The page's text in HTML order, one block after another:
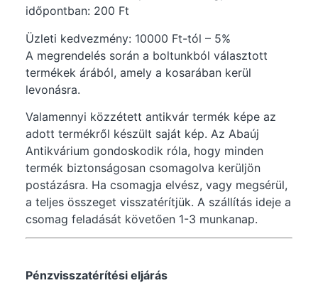
időpontban: 200 Ft
Üzleti kedvezmény: 10000 Ft-tól – 5%
A megrendelés során a boltunkból választott
termékek árából, amely a kosarában kerül
levonásra.
Valamennyi közzétett antikvár termék képe az
adott termékről készült saját kép. Az Abaúj
Antikvárium gondoskodik róla, hogy minden
termék biztonságosan csomagolva kerüljön
postázásra. Ha csomagja elvész, vagy megsérül,
a teljes összeget visszatérítjük. A szállítás ideje a
csomag feladását követően 1-3 munkanap.
Pénzvisszatérítési eljárás